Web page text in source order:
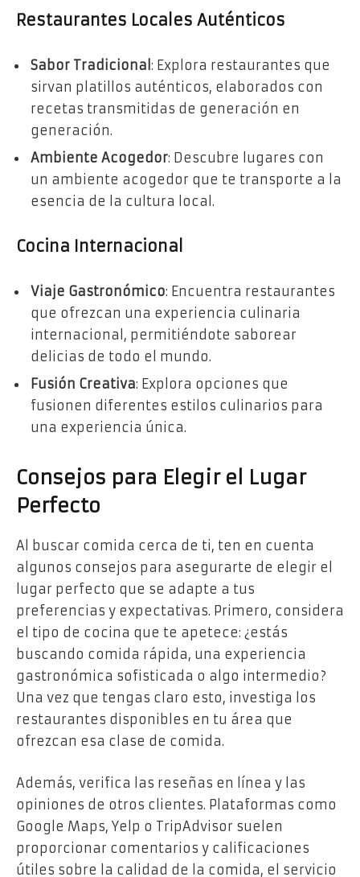
Restaurantes Locales Auténticos
Sabor Tradicional : Explora restaurantes que
sirvan platillos auténticos, elaborados con
recetas transmitidas de generación en
generación.
Ambiente Acogedor: Descubre lugares con
un ambiente acogedor que te transporte a la
esencia de la cultura local.
Cocina Internacional
Viaje Gastronómico: Encuentra restaurantes
que ofrezcan una experiencia culinaria
internacional, permitiéndote saborear
delicias de todo el mundo.
Fusión Creativa: Explora opciones que
fusionen diferentes estilos culinarios para
una experiencia única.
Consejos para Elegir el Lugar
Perfecto
Al buscar comida cerca de ti, ten en cuenta
algunos consejos para asegurarte de elegir el
lugar perfecto que se adapte a tus
preferencias y expectativas. Primero, considera
el tipo de cocina que te apetece: ¿estás
buscando comida rápida, una experiencia
gastronómica sofisticada o algo intermedio?
Una vez que tengas claro esto, investiga los
restaurantes disponibles en tu área que
ofrezcan esa clase de comida.
Además, verifica las reseñas en línea y las
opiniones de otros clientes. Plataformas como
Google Maps, Yelp o TripAdvisor suelen
proporcionar comentarios y calificaciones
útiles sobre la calidad de la comida, el servicio